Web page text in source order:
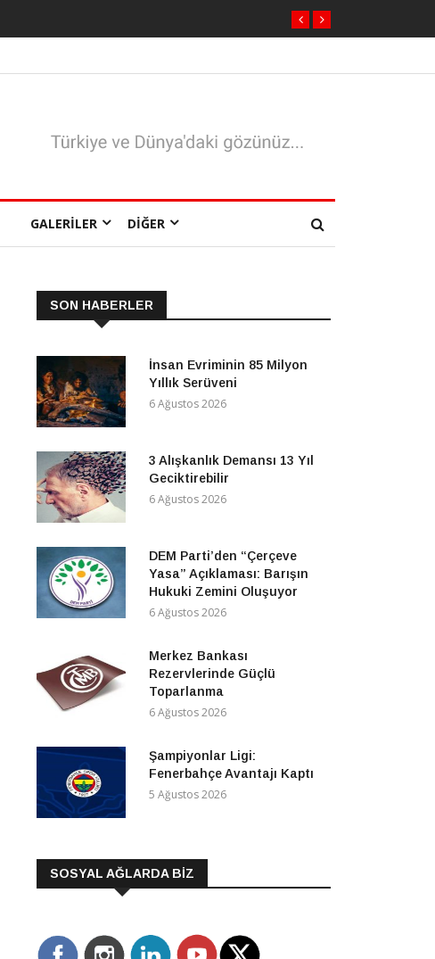
GALERILER DIĞER
SON HABERLER
İnsan Evriminin 85 Milyon
Yıllık Serüveni
6 Ağustos 2026
3 Alışkanlık Demansı 13 Yıl
Geciktirebilir
6 Ağustos 2026
DEM Parti’den “Çerçeve
Yasa” Açıklaması: Barışın
Hukuki Zemini Oluşuyor
6 Ağustos 2026
Merkez Bankası
Rezervlerinde Güçlü
Toparlanma
6 Ağustos 2026
Şampiyonlar Ligi:
Fenerbahçe Avantajı Kaptı
5 Ağustos 2026
SOSYAL AĞLARDA BİZ